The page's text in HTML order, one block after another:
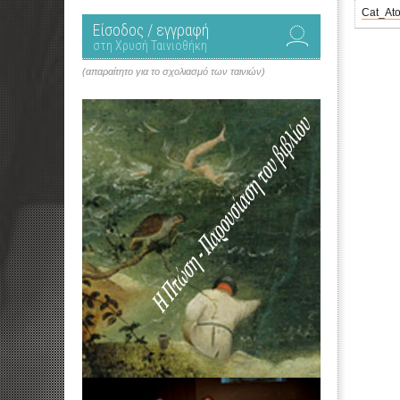
Είσοδος / εγγραφή
στη Χρυσή Ταινιοθήκη
(απαραίτητο για το σχολιασμό των ταινιών)